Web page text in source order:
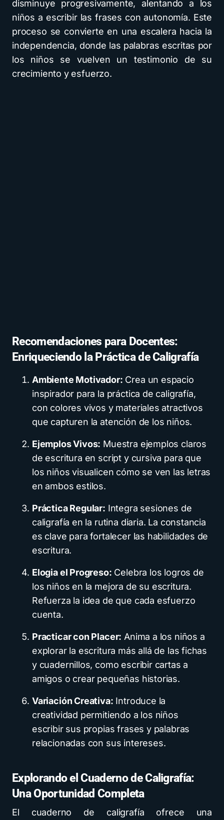
disminuye progresivamente, alentando a los
niños a escribir las frases con autonomía. Este
proceso se convierte en una escalera hacia la
independencia, donde las palabras escritas por
los niños se vuelven un testimonio de su
crecimiento y esfuerzo.
Recomendaciones para Docentes:
Enriqueciendo la Práctica de Caligrafía
Ambiente Motivador: Crea un espacio
inspirador para la práctica de caligrafía,
con colores vivos y materiales atractivos
que capturen la atención de los niños.
Ejemplos Vivos: Muestra ejemplos claros
de escritura en script y cursiva para que
los niños visualicen cómo se ven las letras
en ambos estilos.
Práctica Regular: Integra sesiones de
caligrafía en la rutina diaria. La constancia
es clave para fortalecer las habilidades de
escritura.
Elogia el Progreso: Celebra los logros de
los niños en la mejora de su escritura.
Refuerza la idea de que cada esfuerzo
cuenta.
Practicar con Placer: Anima a los niños a
explorar la escritura más allá de las fichas
y cuadernillos, como escribir cartas a
amigos o crear pequeñas historias.
Variación Creativa: Introduce la
creatividad permitiendo a los niños
escribir sus propias frases y palabras
relacionadas con sus intereses.
Explorando el Cuaderno de Caligrafía:
Una Oportunidad Completa
El cuaderno de caligrafía ofrece una